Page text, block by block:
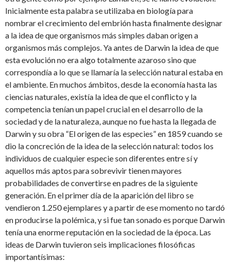
Inicialmente esta palabra se utilizaba en biología para
nombrar el crecimiento del embrión hasta finalmente designar
a la idea de que organismos más simples daban origen a
organismos más complejos. Ya antes de Darwin la idea de que
esta evolución no era algo totalmente azaroso sino que
correspondía a lo que se llamaría la selección natural estaba en
el ambiente. En muchos ámbitos, desde la economía hasta las
ciencias naturales, existía la idea de que el conflicto y la
competencia tenían un papel crucial en el desarrollo de la
sociedad y de la naturaleza, aunque no fue hasta la llegada de
Darwin y su obra “El origen de las especies” en 1859 cuando se
dio la concreción de la idea de la selección natural: todos los
individuos de cualquier especie son diferentes entre sí y
aquellos más aptos para sobrevivir tienen mayores
probabilidades de convertirse en padres de la siguiente
generación. En el primer día de la aparición del libro se
vendieron 1.250 ejemplares y a partir de ese momento no tardó
en producirse la polémica, y si fue tan sonado es porque Darwin
tenía una enorme reputación en la sociedad de la época. Las
ideas de Darwin tuvieron seis implicaciones filosóficas
importantísimas: